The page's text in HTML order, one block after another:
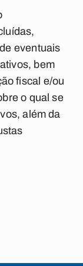
eventuais
bem
fiscal e/ou
o qual se
além da